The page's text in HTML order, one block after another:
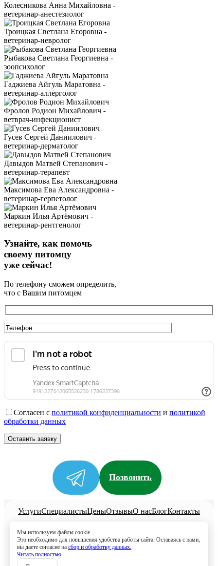
Колесникова Анна Михайловна -
ветеринар-анестезиолог
Троицкая Светлана Егоровна -
ветеринар-невролог
Рыбакова Светлана Георгиевна -
зоопсихолог
Гаджиева Айгуль Маратовна -
ветеринар-аллерголог
Фролов Родион Михайлович -
ветврач-инфекционист
Гусев Сергей Даниилович -
ветеринар-дерматолог
Давыдов Матвей Степанович -
ветеринар-терапевт
Максимова Ева Александровна -
ветеринар-герпетолог
Маркин Илья Артёмович -
ветеринар-рентгенолог
Узнайте, как помочь
своему питомцу
уже сейчас!
По телефону сможем определить,
что с Вашим питомцем
Согласен с политикой конфиденциальности и политикой
обработки данных
Мы используем файлы cookie
Это необходимо для повышения удобства работы сайта. Оставаясь с нами,
вы даете согласие на сбор и обработку данных.
Читать полностью
Позвонить
УслугиСпециалистыЦеныОтзывыО насБлогКонтакты
Согласие на обработку
8 (499) 113-80-28